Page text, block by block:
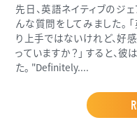
先日、英語ネイティブのジ
んな質問をしてみました。
り上手ではないけれど、好
っていますか？」 すると、彼
た。 "Definitely....